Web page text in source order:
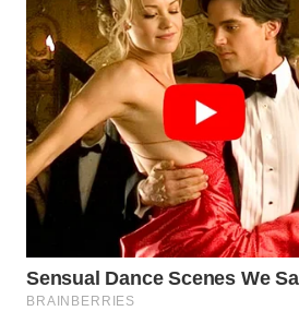
TAPANULI
TENGAH
WN DELI
SERDANG
WN
TEBING
WN
PAKPAK